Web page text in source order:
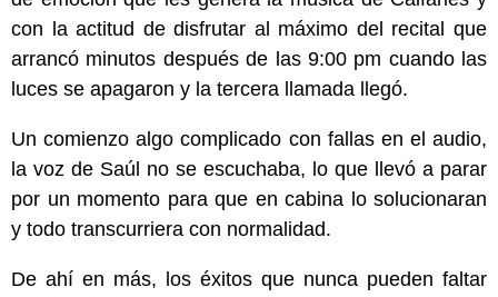
con la actitud de disfrutar al máximo del recital que
arrancó minutos después de las 9:00 pm cuando las
luces se apagaron y la tercera llamada llegó.
Un comienzo algo complicado con fallas en el audio,
la voz de Saúl no se escuchaba, lo que llevó a parar
por un momento para que en cabina lo solucionaran
y todo transcurriera con normalidad.
De ahí en más, los éxitos que nunca pueden faltar